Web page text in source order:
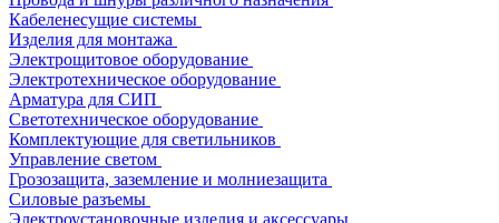
Кабеленесущие системы
Изделия для монтажа
Электрощитовое оборудование
Электротехническое оборудование
Арматура для СИП
Светотехническое оборудование
Комплектующие для светильников
Управление светом
Грозозащита, заземление и молниезащита
Силовые разъемы
Электроустановочные изделия и аксессуары